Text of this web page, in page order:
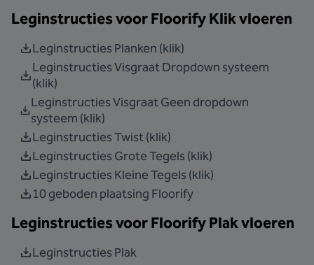
Leginstructies voor Floorify Klik vloeren
Leginstructies Planken (klik)
Leginstructies Visgraat Dropdown systeem
(klik)
Leginstructies Visgraat Geen dropdown
systeem (klik)
Leginstructies Twist (klik)
Leginstructies Grote Tegels (klik)
Leginstructies Kleine Tegels (klik)
10 geboden plaatsing Floorify
Leginstructies voor Floorify Plak vloeren
Leginstructies Plak